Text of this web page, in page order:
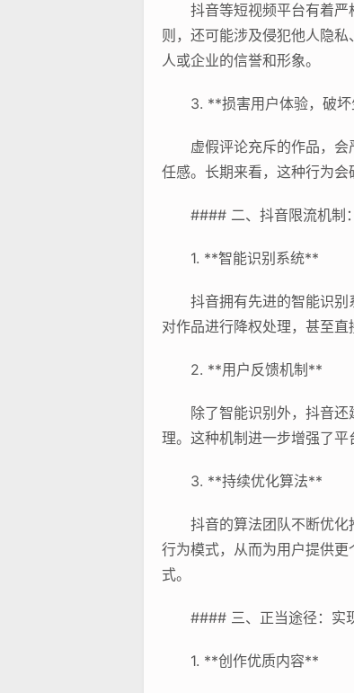
抖音等短视频平台有着
则，还可能涉及侵犯他人隐
人或企业的信誉和形象。
3. **损害用户体验，破
虚假评论充斥的作品，
任感。长期来看，这种行为会
#### 二、抖音限流机制
1. **智能识别系统**
抖音拥有先进的智能识别
对作品进行降权处理，甚至
2. **用户反馈机制**
除了智能识别外，抖音
理。这种机制进一步增强了平
3. **持续优化算法**
抖音的算法团队不断优
行为模式，从而为用户提供
式。
#### 三、正当途径：实
1. **创作优质内容**